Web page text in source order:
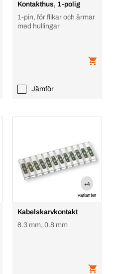
Kontakthus, 1-polig
1-pin, för flikar och ärmar
med hullingar
Jämför
+4
varianter
Kabelskarvkontakt
6.3 mm, 0.8 mm